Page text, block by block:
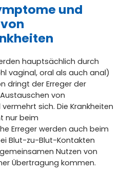
und
hauptsächlich durch
vaginal, oral als auch anal)
dringt der Erreger der
von
sich. Die Krankheiten
nur beim
Erreger werden auch beim
Blut-zu-Blut-Kontakten
Nutzen von
Übertragung kommen.